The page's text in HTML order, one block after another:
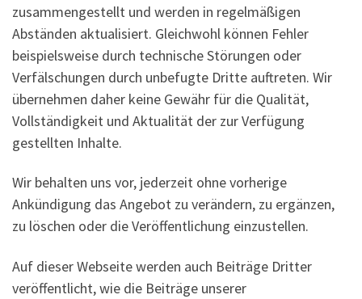
zusammengestellt und werden in regelmäßigen
Abständen aktualisiert. Gleichwohl können Fehler
beispielsweise durch technische Störungen oder
Verfälschungen durch unbefugte Dritte auftreten. Wir
übernehmen daher keine Gewähr für die Qualität,
Vollständigkeit und Aktualität der zur Verfügung
gestellten Inhalte.
Wir behalten uns vor, jederzeit ohne vorherige
Ankündigung das Angebot zu verändern, zu ergänzen,
zu löschen oder die Veröffentlichung einzustellen.
Auf dieser Webseite werden auch Beiträge Dritter
veröffentlicht, wie die Beiträge unserer